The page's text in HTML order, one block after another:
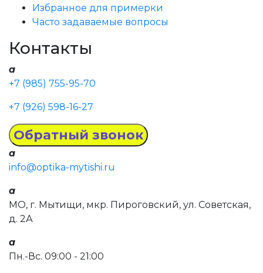
Избранное для примерки
Часто задаваемые вопросы
Контакты
a
+7 (985) 755-95-70
+7 (926) 598-16-27
a
info@optika-mytishi.ru
a
МО, г. Мытищи, мкр. Пироговский, ул. Советская,
д. 2А
a
Пн.-Вс. 09:00 - 21:00